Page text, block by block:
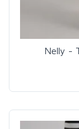
Nelly -